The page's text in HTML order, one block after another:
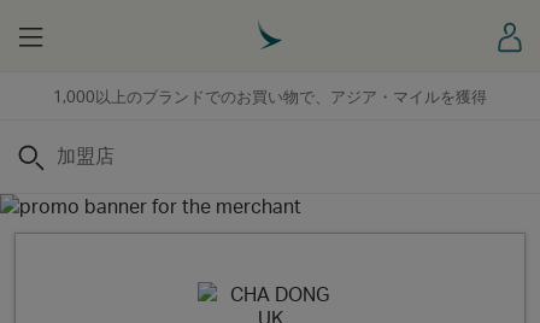
1,000以上のブランドでのお買い物で、アジア・マイルを獲得
Menu
検索